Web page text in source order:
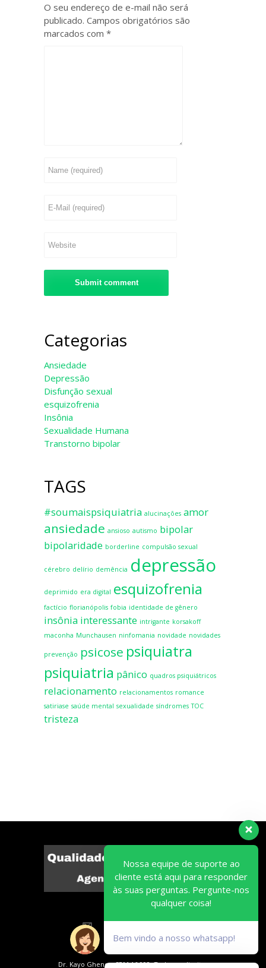
O seu endereço de e-mail não será
publicado. Campos obrigatórios são
marcados com *
Categorias
Ansiedade
Depressão
Disfunção sexual
esquizofrenia
Insônia
Sexualidade Humana
Transtorno bipolar
TAGS
#soumaispsiquiatria alucinações amor
ansiedade ansioso autismo bipolar
bipolaridade borderline compulsão sexual
cérebro delírio demência depressão
deprimido era digital esquizofrenia
factício florianópolis fobia identidade de gênero
insônia interessante intrigante korsakoff
maconha Munchausen ninfomania novidade novidades
prevenção psicose psiquiatra
psiquiatria pânico quadros psiquiátricos
relacionamento relacionamentos romance
satiriase saúde mental sexualidade síndromes TOC
tristeza
Dr. Kayo Gheno - CRM 16.992. Todos os direitos
Nossa equipe de suporte ao
cliente está aqui para responder
às suas perguntas. Pergunte-nos
qualquer coisa!
Bem vindo a nosso whatsapp!